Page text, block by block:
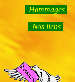
Hommages
Nos liens